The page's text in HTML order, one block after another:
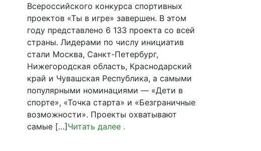
Всероссийского конкурса спортивных
проектов «Ты в игре» завершен. В этом
году представлено 6 133 проекта со всей
страны. Лидерами по числу инициатив
стали Москва, Санкт-Петербург,
Нижегородская область, Краснодарский
край и Чувашская Республика, а самыми
популярными номинациями — «Дети в
спорте», «Точка старта» и «Безграничные
возможности». Проекты охватывают
самые […]Читать далее .